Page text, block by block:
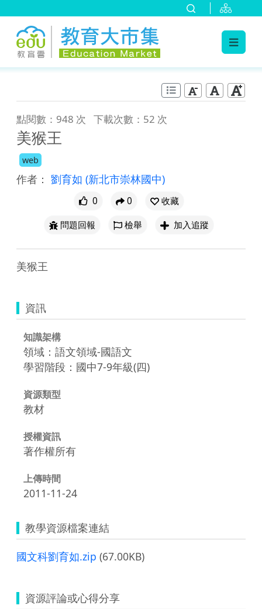
點閱數：948 次 下載次數：52 次
美猴王
web
作者： 劉育如 (新北市崇林國中)
0 0
收藏
問題回報
檢舉 加入追蹤
美猴王
資訊
知識架構
領域：語文領域-國語文
學習階段：國中7-9年級(四)
資源類型
教材
授權資訊
著作權所有
上傳時間
2011-11-24
教學資源檔案連結
國文科劉育如.zip (67.00KB)
資源評論或心得分享